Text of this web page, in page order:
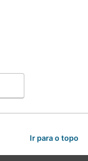
Ir para o topo